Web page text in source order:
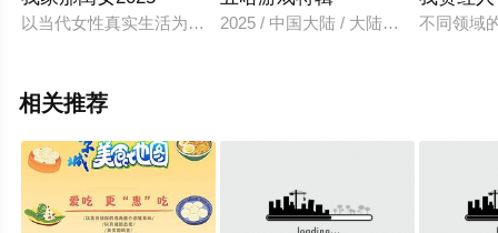
以当代女性真实生活为核心的成长纪实观察真人秀。节目将对
2025 / 中国大陆 / 大陆综艺 不同领域
相关推荐